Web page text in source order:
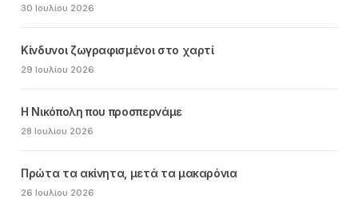
30 Ιουλίου 2026
Κίνδυνοι ζωγραφισμένοι στο χαρτί
29 Ιουλίου 2026
Η Νικόπολη που προσπερνάμε
28 Ιουλίου 2026
Πρώτα τα ακίνητα, μετά τα μακαρόνια
26 Ιουλίου 2026